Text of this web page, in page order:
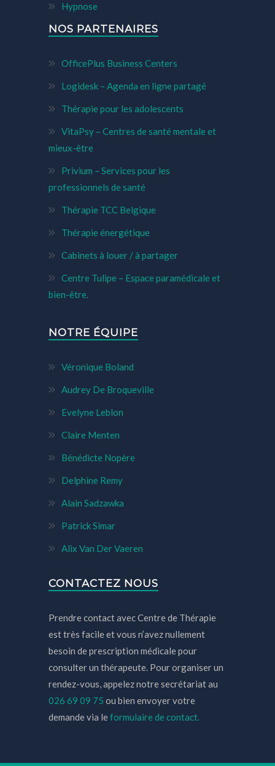
Hypnose
NOS PARTENAIRES
OfficePlus Business Centers
Logidesk – Agenda en ligne partagé
Thérapie pour les adolescents
VitaPsy – Centres de santé mentale et
mieux-être
Privium – Services pour les
professionnels de santé
Thérapie TCC Belgique
Thérapie énergétique
Cabinets à louer / à partager
Centre Tulipe – Espace paramédicale et
bien-être.
NOTRE ÉQUIPE
Véronique Boland
Audrey De Broqueville
Evelyne Leblon
Claire Menten
Bénédicte Nopère
Delphine Remy
Alain Sadzawka
Patrick Simar
Alix Van Der Vaeren
CONTACTEZ NOUS
Prendre contact avec Centre de Thérapie
est très facile et vous n’avez nullement
besoin de prescription médicale pour
consulter un thérapeute. Pour organiser un
rendez-vous, appelez notre secrétariat au
026 69 09 75 ou bien envoyer votre
demande via leformulaire de contact.